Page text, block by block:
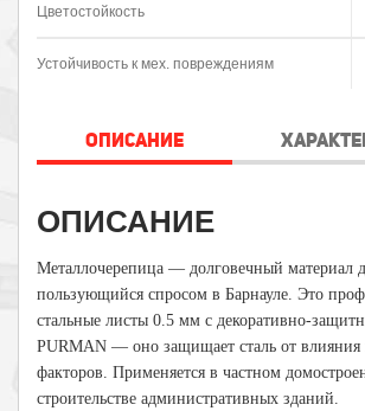
Цветостойкость
Устойчивость к мех. повреждениям
ОПИСАНИЕ
ОПИСАНИЕ
Металлочерепица — долговечный материал
пользующийся спросом в Барнауле. Это
стальные листы 0.5 мм с декоративно-
PURMAN — оно защищает сталь от влияния
факторов. Применяется в частном
строительстве административных зданий.